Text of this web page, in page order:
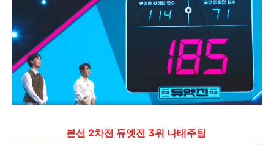
본선 2차전 듀엣전 3위 나태주팀